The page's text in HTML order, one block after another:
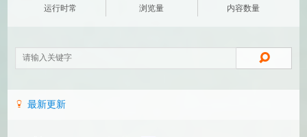
运行时常 浏览量 内容数量
最新更新